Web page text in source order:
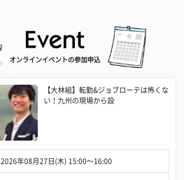
オンラインイベントの参加申込
【大林組】転勤&ジョブローテは怖くな
い！九州の現場から設
2026年08月27日(木) 15:00〜16:00